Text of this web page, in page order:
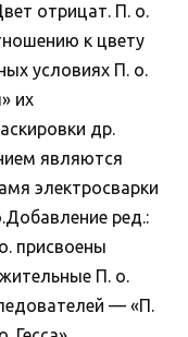
отрицат. П. о.
к цвету
условиях П. о.
их
др.
являются
электросварки
ред.:
присвоены
П. о.
— «П.